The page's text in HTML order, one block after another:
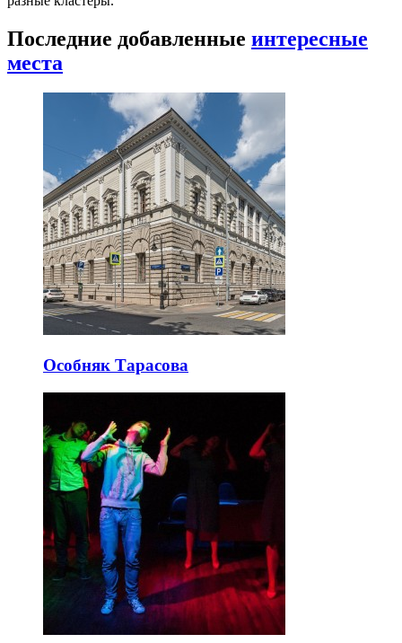
Последние добавленные интересные
места
Особняк Тарасова